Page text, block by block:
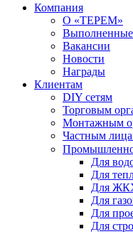
Компания
О «ТЕРЕМ»
Вакансии
Новости
Награды
Клиентам
DIY сетям
Торговым
Монтажным
Частным
Для
Для
Для
Для
Для
Для